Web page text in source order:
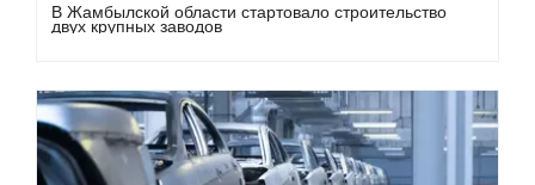
В Жамбылской области стартовало строительство
двух крупных заводов